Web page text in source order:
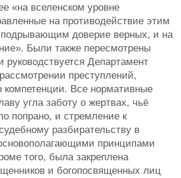
«на вселенском уровне
на противодействие этим
подрывающим доверие верных, и на
Были также пересмотрены
Департамент
преступлений,
компетенции. Все нормативные
угла заботу о жертвах, чьё
попрано, и стремление к
разбирательству в
принципами
того, была закреплена
и богопосвященных лиц